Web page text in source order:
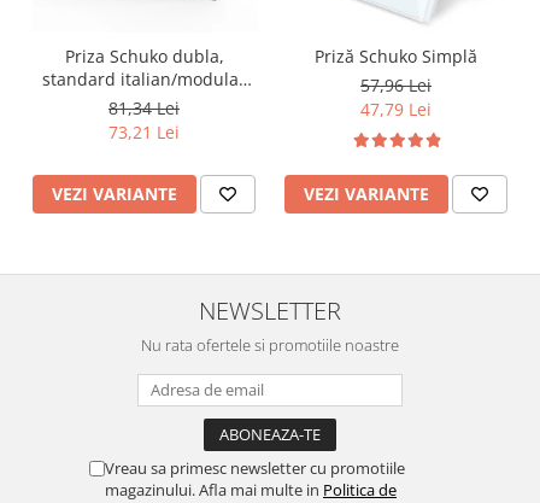
Becuri și surse LED
Sine magnetice
Iluminat Exterior
Proiectoare LED
Spoturi Exterior Incastrabile
Banda - Surse si Accesorii LED
Controlere și senzori LED
Priza Schuko dubla,
standard italian/modular
4M
81,34 Lei
73,21 Lei
VEZI VARIANTE
Priză Schuko Simplă
57,96 Lei
47,79 Lei
VEZI VARIANTE
NEWSLETTER
Nu rata ofertele si promotiile noastre
Vreau sa primesc newsletter cu promotiile
magazinului. Afla mai multe in Politica de